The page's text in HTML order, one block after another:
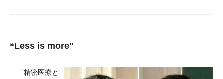
“Less is more"
「精密医療と